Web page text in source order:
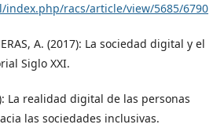
index.php/racs/article/view/5685/6790
A. (2017): La sociedad digital y el
Siglo XXI.
La realidad digital de las personas
las sociedades inclusivas.